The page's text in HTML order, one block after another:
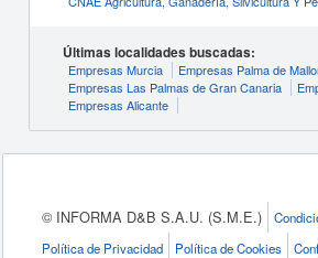
Últimas localidades buscadas:
Empresas Murcia
Empresas Palma de
Empresas Las Palmas de Gran Canaria
Empresas Alicante
© INFORMA D&B S.A.U. (S.M.E.)
Política de Privacidad
Política de Cookies